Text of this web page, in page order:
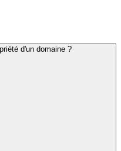
d'un domaine ?